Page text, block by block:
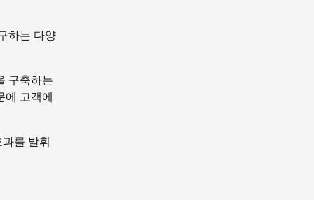
하는 다양
구축하는
에 고객에
를 발휘